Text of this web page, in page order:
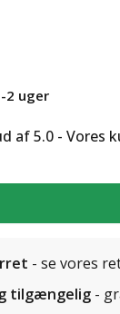
2 uger
af 5.0 - Vores
- se vores
tilgængelig -